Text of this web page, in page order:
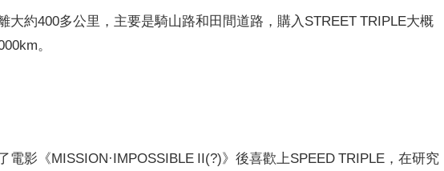
大約400多公里，主要是騎山路和田間道路，購入STREET TRIPLE大概
。
電影《MISSION·IMPOSSIBLE II(?)》後喜歡上SPEED TRIPLE，在研究